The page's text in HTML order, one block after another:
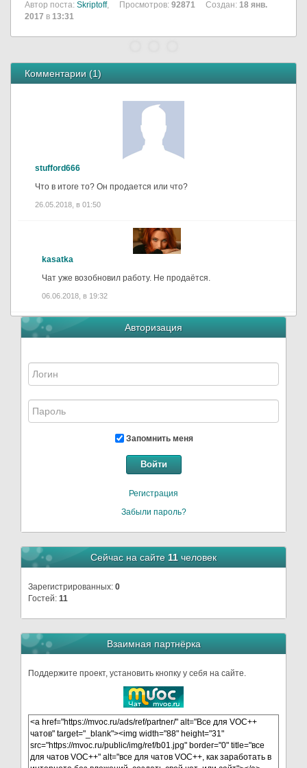
Автор поста: Skriptoff, Просмотров: 92871 Создан: 18 янв.
2017 в 13:31
Комментарии (1)
stufford666
Что в итоге то? Он продается или что?
26.05.2018, в 01:50
kasatka
Чат уже возобновил работу. Не продаётся.
06.06.2018, в 19:32
Авторизация
Запомнить меня
Войти
Регистрация
Забыли пароль?
Сейчас на сайте 11 человек
Зарегистрированных: 0
Гостей: 11
Взаимная партнёрка
Поддержите проект, установить кнопку у себя на сайте.